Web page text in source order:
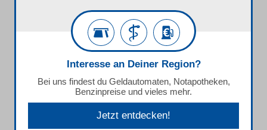
Interesse an Deiner Region?
Bei uns findest du Geldautomaten, Notapotheken,
Benzinpreise und vieles mehr.
Jetzt entdecken!